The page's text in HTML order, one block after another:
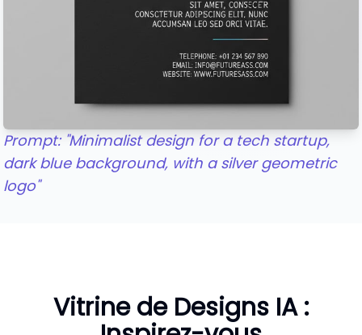
Prompt: "Minimalist design for a tech startup,
dark blue background, with a silver geometric
logo"
Vitrine de Designs IA :